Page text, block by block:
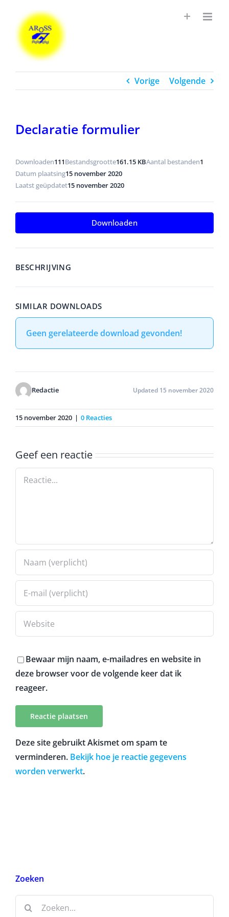
Vorige Volgende
Declaratie formulier
Downloaden111Bestandsgrootte161.15 KBAantal bestanden1
Datum plaatsing15 november 2020
Laatst geüpdatet15 november 2020
Downloaden
BESCHRIJVING
SIMILAR DOWNLOADS
Geen gerelateerde download gevonden!
Redactie Updated 15 november 2020
15 november 2020 | 0 Reacties
Geef een reactie
Reactie
Bewaar mijn naam, e-mailadres en website in
deze browser voor de volgende keer dat ik
reageer.
Deze site gebruikt Akismet om spam te
verminderen. Bekijk hoe je reactie gegevens
worden verwerkt.
Zoeken
Zoeken